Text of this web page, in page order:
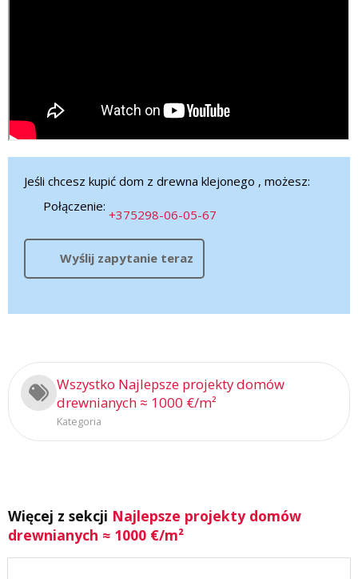
Jeśli chcesz kupić dom z drewna klejonego , możesz:
Połączenie:
+375298-06-05-67
Wyślij zapytanie teraz
Wszystko Najlepsze projekty domów
drewnianych ≈ 1000 €/m²
Kategoria
Więcej z sekcji Najlepsze projekty domów
drewnianych ≈ 1000 €/m²